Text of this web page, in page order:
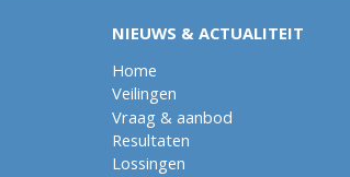
NIEUWS & ACTUALITEIT
Home
Veilingen
Vraag & aanbod
Resultaten
Lossingen